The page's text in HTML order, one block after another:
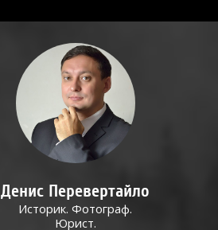
Денис Перевертайло
Историк. Фотограф.
Юрист.